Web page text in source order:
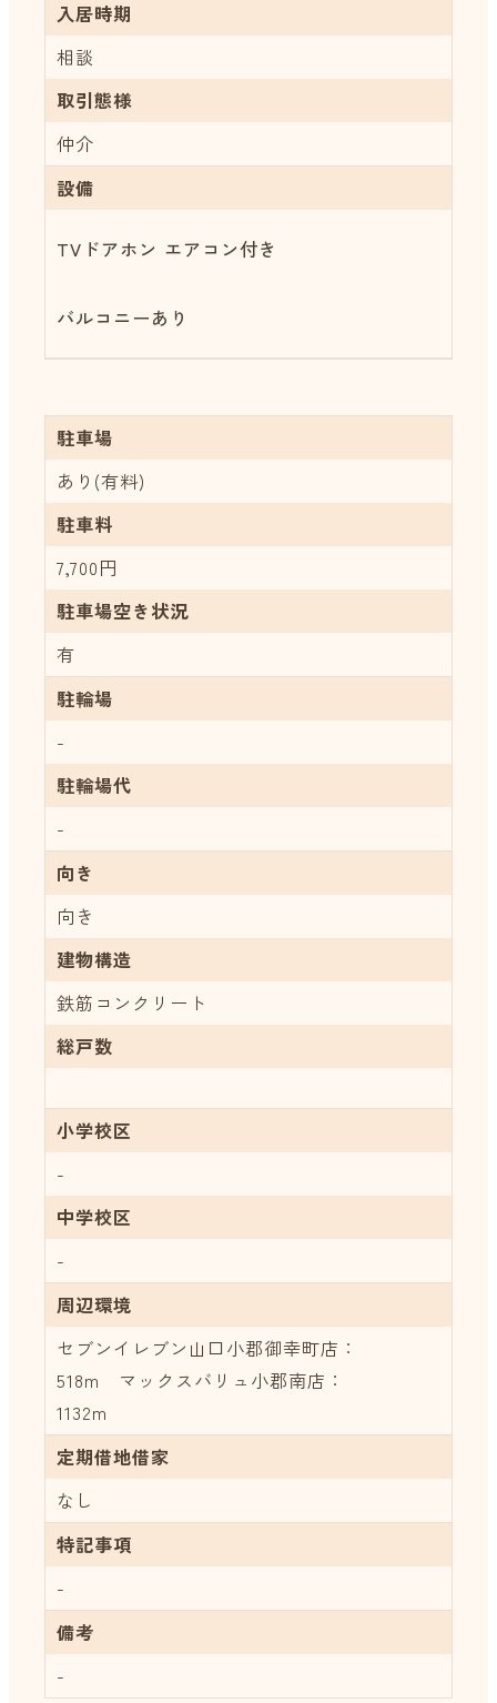
入居時期
相談
取引態様
仲介
設備
TVドアホン エアコン付き
バルコニーあり
駐車場
あり(有料)
駐車料
7,700円
駐車場空き状況
有
駐輪場
-
駐輪場代
-
向き
向き
建物構造
鉄筋コンクリート
総戸数
小学校区
-
中学校区
-
周辺環境
セブンイレブン山口小郡御幸町店：
518m マックスバリュ小郡南店：
1132m
定期借地借家
なし
特記事項
-
備考
-